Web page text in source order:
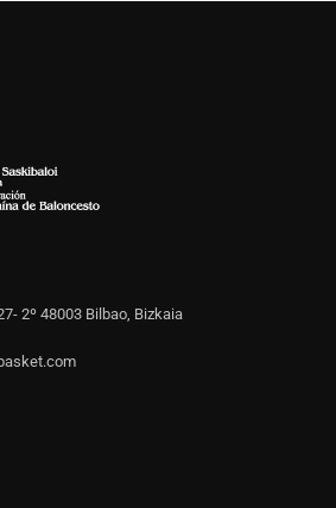
2º 48003 Bilbao, Bizkaia